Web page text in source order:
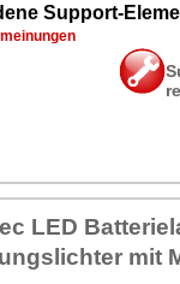
Sup­port-
LED
mit